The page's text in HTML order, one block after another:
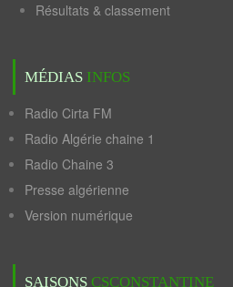
Résultats & classement
MÉDIAS INFOS
Radio Cirta FM
Radio Algérie chaine 1
Radio Chaine 3
Presse algérienne
Version numérique
SAISONS CSCONSTANTINE